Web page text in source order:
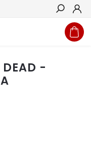
Hľadať
DEAD -